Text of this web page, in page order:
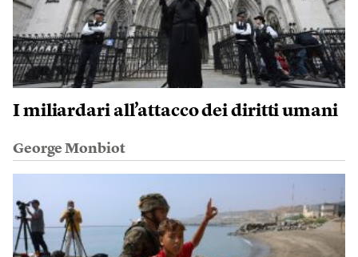
I miliardari all’attacco dei diritti umani
George Monbiot